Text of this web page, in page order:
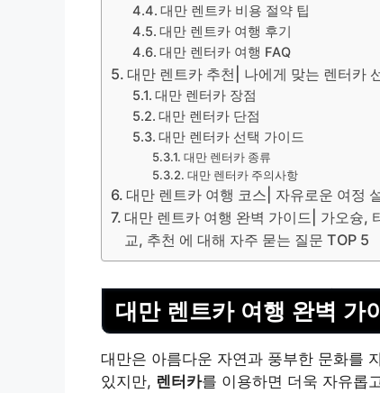
대만 렌트카 비용 절약 팁
대만 렌트카 여행 후기
대만 렌터카 여행 FAQ
대만 렌트카 추천| 나에게 맞는 렌터카
대만 렌터카 장점
대만 렌터카 단점
대만 렌터카 선택 가이드
대만 렌터카 종류
대만 렌터카 주의사항
대만 렌트카 여행 코스| 자유로운 여정
대만 렌트카 여행 완벽 가이드| 가오슝,
교, 추천 에 대해 자주 묻는 질문 TOP 5
대만 렌트카 여행 완벽 가
대만은 아름다운 자연과 풍부한 문화를
있지만, 렌터카를 이용하면 더욱 자유롭